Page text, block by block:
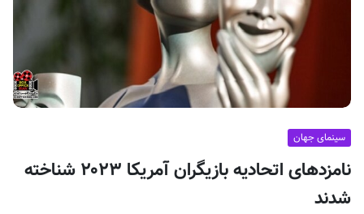
ر
ا
ن
سینمای جهان
نامزدهای اتحادیه بازیگران آمریکا ۲۰۲۳ شناخته
شدند